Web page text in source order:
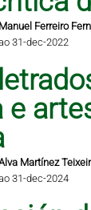
Manuel Ferreiro
31-dec-2022
e
Martínez
31-dec-2024